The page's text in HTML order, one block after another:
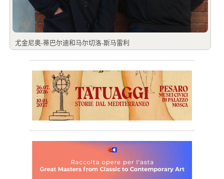
尤金尼奥-蒂巴尔迪和马尔切洛-斯马雷利